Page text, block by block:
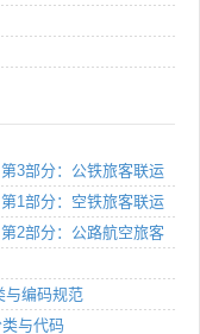
3部分：公铁旅客联运
1部分：空铁旅客联运
2部分：公路航空旅客
与编码规范
与代码